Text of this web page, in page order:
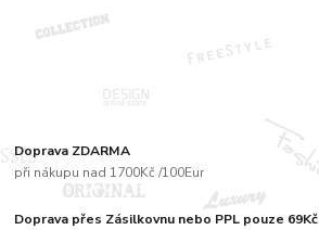
Doprava ZDARMA
při nákupu nad 1700Kč /100Eur
Doprava přes Zásilkovnu nebo PPL pouze 69Kč